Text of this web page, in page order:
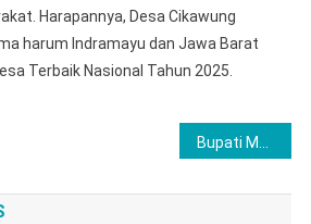
Harapannya, Desa Cikawung
harum Indramayu dan Jawa Barat
Terbaik Nasional Tahun 2025.
Bupati Maya Tutup Turnamen Sepakbola Bupati Cup 2025, Khoirul Ulum FC Sebagai Juara